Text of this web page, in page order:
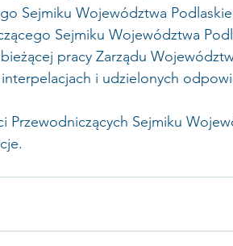
Sejmiku Województwa
Sejmiku Województwa
pracy Zarządu
interpelacjach i udzielonych
Przewodniczących Sejmiku